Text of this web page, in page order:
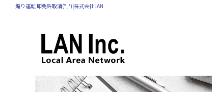
煽り運転 即免許取消(°_°)|株式会社LAN